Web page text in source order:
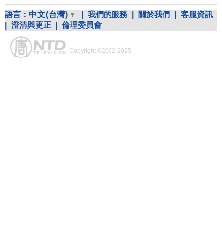
語言： 中文(台灣) 我們的服務 關於我們
客服資訊
澄清與更正 倫理委員會
Copyright ©2002-2025